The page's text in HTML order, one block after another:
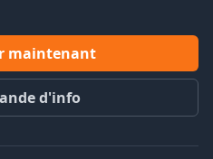
maintenant
d'info